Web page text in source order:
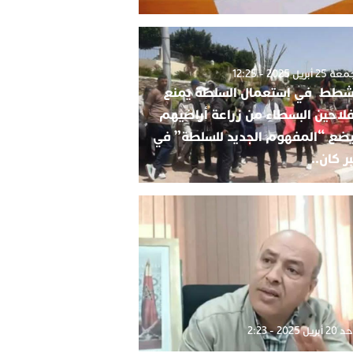
أبريل 2025 - 12:25
في استعمال السلطة يمنع
البسطاء من زراعة أراضيهم
“المفهوم الجديد للسلطة” في
كان..
2025 - 2:23